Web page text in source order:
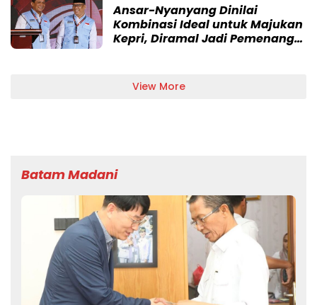
Ansar-Nyanyang Dinilai
Kombinasi Ideal untuk Majukan
Kepri, Diramal Jadi Pemenang
View More
Batam Madani